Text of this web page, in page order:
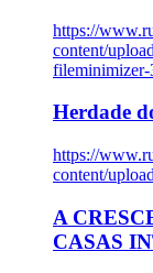
https://
content/
Herdade
https://
content/
A
CASAS